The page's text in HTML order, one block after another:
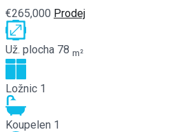
€265,000 Prodej
Už. plocha 78 m²
Ložnic 1
Koupelen 1